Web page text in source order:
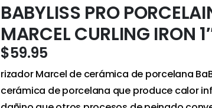
BABYLISS PRO
MARCEL CURLING IRON
$59.95
rizador Marcel de cerámica de porcelana
cerámica de porcelana que produce calor